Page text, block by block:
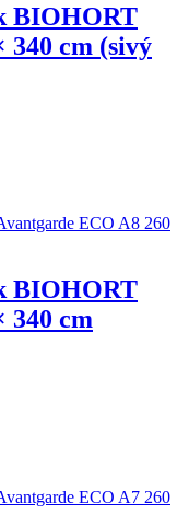
BIOHORT
340 cm (sivý
BIOHORT
340 cm